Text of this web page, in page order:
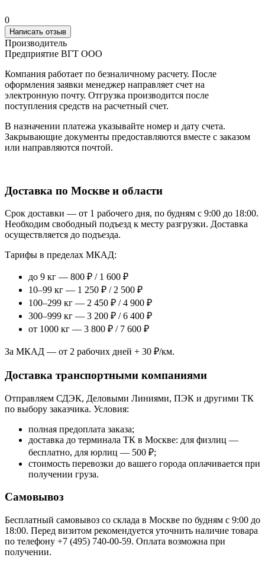
0
Написать отзыв
Производитель
Предприятие ВГТ ООО
Компания работает по безналичному расчету. После
оформления заявки менеджер направляет счет на
электронную почту. Отгрузка производится после
поступления средств на расчетный счет.
В назначении платежа указывайте номер и дату счета.
Закрывающие документы предоставляются вместе с заказом
или направляются почтой.
Доставка по Москве и области
Срок доставки — от 1 рабочего дня, по будням с 9:00 до 18:00.
Необходим свободный подъезд к месту разгрузки. Доставка
осуществляется до подъезда.
Тарифы в пределах МКАД:
до 9 кг — 800 ₽ / 1 600 ₽
10–99 кг — 1 250 ₽ / 2 500 ₽
100–299 кг — 2 450 ₽ / 4 900 ₽
300–999 кг — 3 200 ₽ / 6 400 ₽
от 1000 кг — 3 800 ₽ / 7 600 ₽
За МКАД — от 2 рабочих дней + 30 ₽/км.
Доставка транспортными компаниями
Отправляем СДЭК, Деловыми Линиями, ПЭК и другими ТК
по выбору заказчика. Условия:
полная предоплата заказа;
доставка до терминала ТК в Москве: для физлиц —
бесплатно, для юрлиц — 500 ₽;
стоимость перевозки до вашего города оплачивается при
получении груза.
Самовывоз
Бесплатный самовывоз со склада в Москве по будням с 9:00 до
18:00. Перед визитом рекомендуется уточнить наличие товара
по телефону +7 (495) 740-00-59. Оплата возможна при
получении.